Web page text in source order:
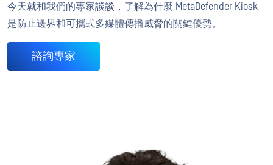
今天就和我們的專家談談，了解為什麼 MetaDefender Kiosk
是防止邊界和可攜式多媒體傳播威脅的關鍵優勢。
諮詢專家